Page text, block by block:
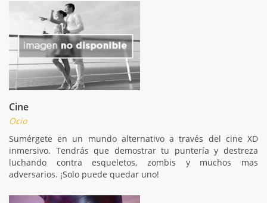
Cine
Ocio
Sumérgete en un mundo alternativo a través del cine XD
inmersivo. Tendrás que demostrar tu puntería y destreza
luchando contra esqueletos, zombis y muchos mas
adversarios. ¡Solo puede quedar uno!